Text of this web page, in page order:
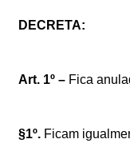
DECRETA:
Art. 1º – Fica
§1º. Ficam